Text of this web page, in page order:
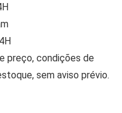
preço, condições de
sem aviso prévio.